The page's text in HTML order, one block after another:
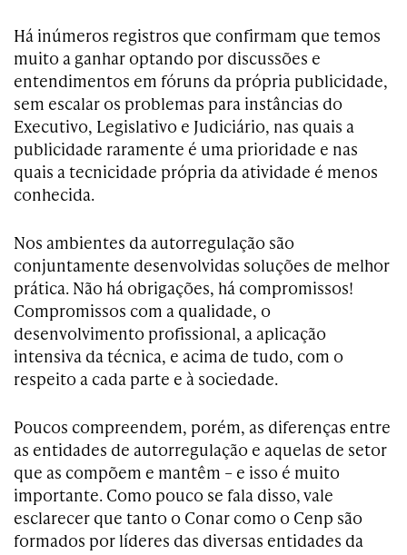
Há inúmeros registros que confirmam que temos
muito a ganhar optando por discussões e
entendimentos em fóruns da própria publicidade,
sem escalar os problemas para instâncias do
Executivo, Legislativo e Judiciário, nas quais a
publicidade raramente é uma prioridade e nas
quais a tecnicidade própria da atividade é menos
conhecida.
Nos ambientes da autorregulação são
conjuntamente desenvolvidas soluções de melhor
prática. Não há obrigações, há compromissos!
Compromissos com a qualidade, o
desenvolvimento profissional, a aplicação
intensiva da técnica, e acima de tudo, com o
respeito a cada parte e à sociedade.
Poucos compreendem, porém, as diferenças entre
as entidades de autorregulação e aquelas de setor
que as compõem e mantêm – e isso é muito
importante. Como pouco se fala disso, vale
esclarecer que tanto o Conar como o Cenp são
formados por líderes das diversas entidades da